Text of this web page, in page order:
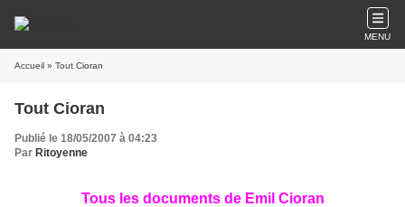
MENU
Accueil » Tout Cioran
Tout Cioran
Publié le 18/05/2007 à 04:23
Par Ritoyenne
Tous les documents de Emil Cioran